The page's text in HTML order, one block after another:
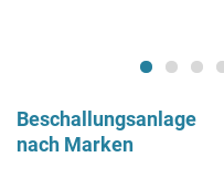
Beschallungsanlage
nach Marken